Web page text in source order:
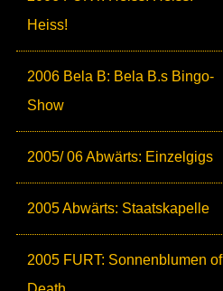
Heiss!
2006 Bela B: Bela B.s Bingo-
Show
2005/ 06 Abwärts: Einzelgigs
2005 Abwärts: Staatskapelle
2005 FURT: Sonnenblumen of